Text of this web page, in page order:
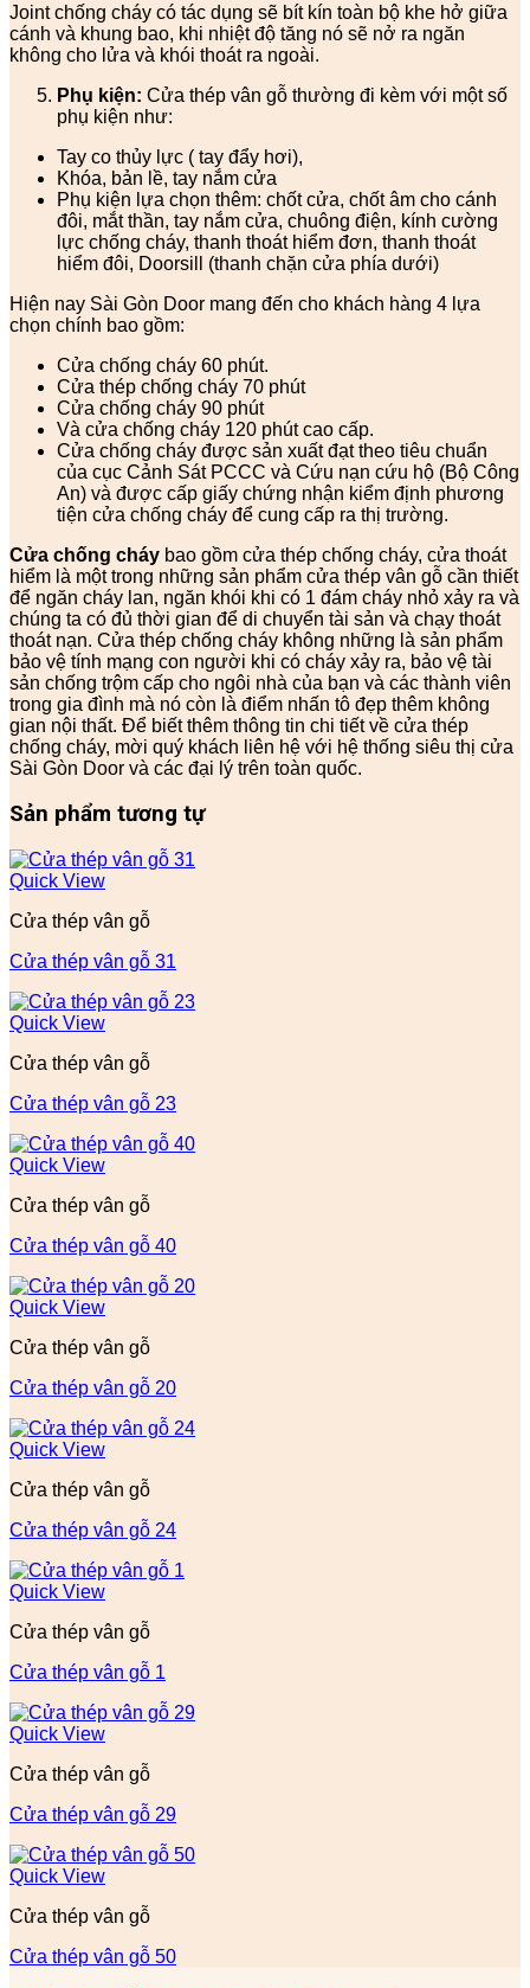
Joint chống cháy có tác dụng sẽ bít kín toàn bộ khe hở giữa
cánh và khung bao, khi nhiệt độ tăng nó sẽ nở ra ngăn
không cho lửa và khói thoát ra ngoài.
Phụ kiện: Cửa thép vân gỗ thường đi kèm với một số
phụ kiện như:
Tay co thủy lực ( tay đẩy hơi),
Khóa, bản lề, tay nắm cửa
Phụ kiện lựa chọn thêm: chốt cửa, chốt âm cho cánh
đôi, mắt thần, tay nắm cửa, chuông điện, kính cường
lực chống cháy, thanh thoát hiểm đơn, thanh thoát
hiểm đôi, Doorsill (thanh chặn cửa phía dưới)
Hiện nay Sài Gòn Door mang đến cho khách hàng 4 lựa
chọn chính bao gồm:
Cửa chống cháy 60 phút.
Cửa thép chống cháy 70 phút
Cửa chống cháy 90 phút
Và cửa chống cháy 120 phút cao cấp.
Cửa chống cháy được sản xuất đạt theo tiêu chuẩn
của cục Cảnh Sát PCCC và Cứu nạn cứu hộ (Bộ Công
An) và được cấp giấy chứng nhận kiểm định phương
tiện cửa chống cháy để cung cấp ra thị trường.
Cửa chống cháy bao gồm cửa thép chống cháy, cửa thoát
hiểm là một trong những sản phẩm cửa thép vân gỗ cần thiết
để ngăn cháy lan, ngăn khói khi có 1 đám cháy nhỏ xảy ra và
chúng ta có đủ thời gian để di chuyển tài sản và chạy thoát
thoát nạn. Cửa thép chống cháy không những là sản phẩm
bảo vệ tính mạng con người khi có cháy xảy ra, bảo vệ tài
sản chống trộm cấp cho ngôi nhà của bạn và các thành viên
trong gia đình mà nó còn là điểm nhấn tô đẹp thêm không
gian nội thất. Để biết thêm thông tin chi tiết về cửa thép
chống cháy, mời quý khách liên hệ với hệ thống siêu thị cửa
Sài Gòn Door và các đại lý trên toàn quốc.
Sản phẩm tương tự
Quick View
Cửa thép vân gỗ
Cửa thép vân gỗ 31
Quick View
Cửa thép vân gỗ
Cửa thép vân gỗ 23
Quick View
Cửa thép vân gỗ
Cửa thép vân gỗ 40
Quick View
Cửa thép vân gỗ
Cửa thép vân gỗ 20
Quick View
Cửa thép vân gỗ
Cửa thép vân gỗ 24
Quick View
Cửa thép vân gỗ
Cửa thép vân gỗ 1
Quick View
Cửa thép vân gỗ
Cửa thép vân gỗ 29
Quick View
Cửa thép vân gỗ
Cửa thép vân gỗ 50